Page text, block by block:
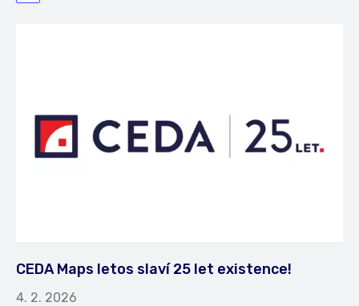
CEDA Maps letos slaví 25 let existence!
4. 2. 2026